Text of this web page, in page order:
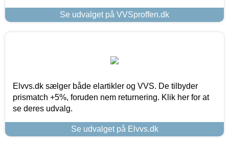
Se udvalget på VVSproffen.dk
Elvvs.dk sælger både elartikler og VVS. De tilbyder
prismatch +5%, foruden nem returnering. Klik her for at
se deres udvalg.
Se udvalget på Elvvs.dk